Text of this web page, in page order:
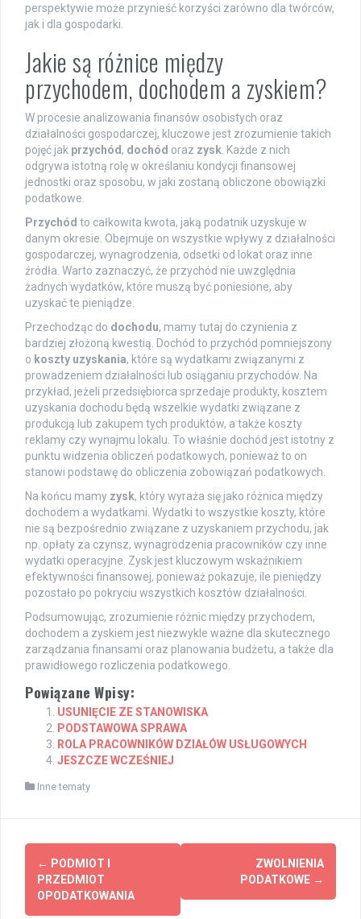
perspektywie może przynieść korzyści zarówno dla twórców,
jak i dla gospodarki.
Jakie są różnice między
przychodem, dochodem a zyskiem?
W procesie analizowania finansów osobistych oraz
działalności gospodarczej, kluczowe jest zrozumienie takich
pojęć jak przychód, dochód oraz zysk . Każde z nich
odgrywa istotną rolę w określaniu kondycji finansowej
jednostki oraz sposobu, w jaki zostaną obliczone obowiązki
podatkowe.
Przychód to całkowita kwota, jaką podatnik uzyskuje w
danym okresie. Obejmuje on wszystkie wpływy z działalności
gospodarczej, wynagrodzenia, odsetki od lokat oraz inne
źródła. Warto zaznaczyć, że przychód nie uwzględnia
żadnych wydatków, które muszą być poniesione, aby
uzyskać te pieniądze.
Przechodząc do dochodu, mamy tutaj do czynienia z
bardziej złożoną kwestią. Dochód to przychód pomniejszony
o koszty uzyskania, które są wydatkami związanymi z
prowadzeniem działalności lub osiąganiu przychodów. Na
przykład, jeżeli przedsiębiorca sprzedaje produkty, kosztem
uzyskania dochodu będą wszelkie wydatki związane z
produkcją lub zakupem tych produktów, a także koszty
reklamy czy wynajmu lokalu. To właśnie dochód jest istotny z
punktu widzenia obliczeń podatkowych, ponieważ to on
stanowi podstawę do obliczenia zobowiązań podatkowych.
Na końcu mamy zysk, który wyraża się jako różnica między
dochodem a wydatkami. Wydatki to wszystkie koszty, które
nie są bezpośrednio związane z uzyskaniem przychodu, jak
np. opłaty za czynsz, wynagrodzenia pracowników czy inne
wydatki operacyjne. Zysk jest kluczowym wskaźnikiem
efektywności finansowej, ponieważ pokazuje, ile pieniędzy
pozostało po pokryciu wszystkich kosztów działalności.
Podsumowując, zrozumienie różnic między przychodem,
dochodem a zyskiem jest niezwykle ważne dla skutecznego
zarządzania finansami oraz planowania budżetu, a także dla
prawidłowego rozliczenia podatkowego.
Powiązane Wpisy:
USUNIĘCIE ZE STANOWISKA
PODSTAWOWA SPRAWA
ROLA PRACOWNIKÓW DZIAŁÓW USŁUGOWYCH
JESZCZE WCZEŚNIEJ
Inne tematy
Post
navigation
← PODMIOT I
PRZEDMIOT
OPODATKOWANIA
ZWOLNIENIA
PODATKOWE →